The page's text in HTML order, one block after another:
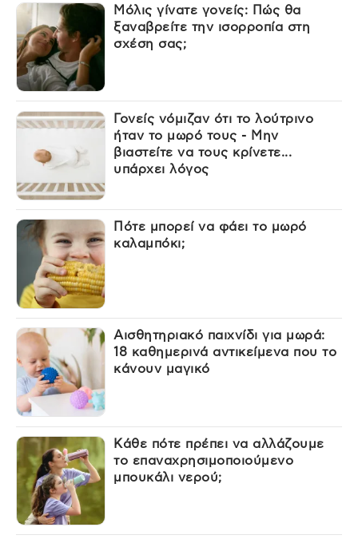
Μόλις γίνατε γονείς: Πώς θα
ξαναβρείτε την ισορροπία στη
σχέση σας;
Γονείς νόμιζαν ότι το λούτρινο
ήταν το μωρό τους - Μην
βιαστείτε να τους κρίνετε...
υπάρχει λόγος
Πότε μπορεί να φάει το μωρό
καλαμπόκι;
Αισθητηριακό παιχνίδι για μωρά:
18 καθημερινά αντικείμενα που το
κάνουν μαγικό
Κάθε πότε πρέπει να αλλάζουμε
το επαναχρησιμοποιούμενο
μπουκάλι νερού;